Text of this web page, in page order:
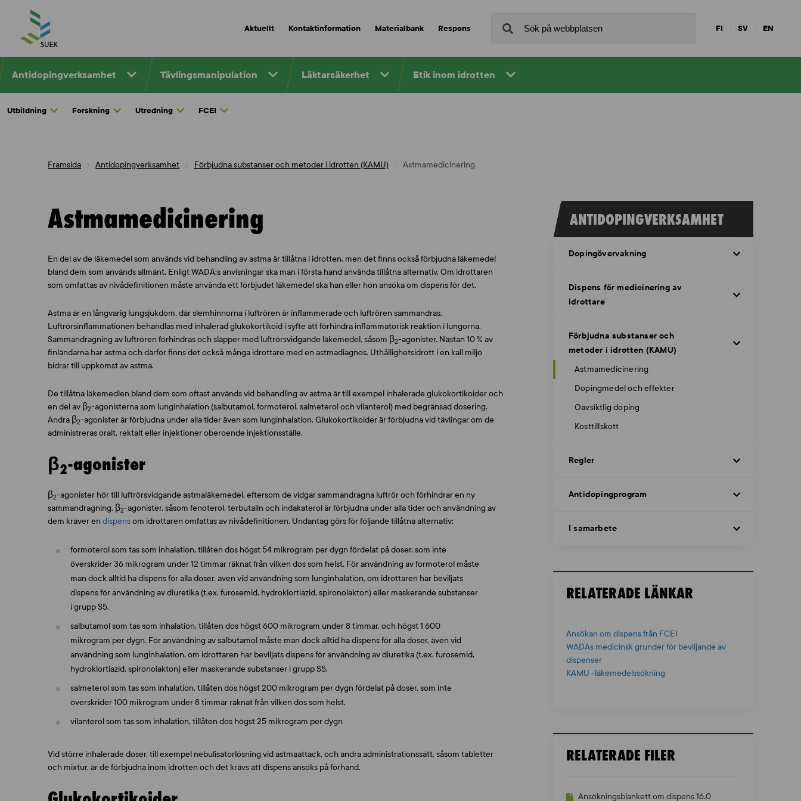
content
Aktuellt Kontaktinformation Materialbank Respons FI SV EN
Antidopingverksamhet Tävlingsmanipulation Läktarsäkerhet Etik inom idrotten
Utbildning Forskning Utredning FCEI
Framsida Antidopingverksamhet Förbjudna substanser och metoder i idrotten (KAMU) Astmamedicinering
Astmamedicinering
En del av de läkemedel som används vid behandling av astma är tillåtna i idrotten, men det finns också förbjudna läkemedel
bland dem som används allmänt. Enligt WADA:s anvisningar ska man i första hand använda tillåtna alternativ. Om idrottaren
som omfattas av nivådefinitionen måste använda ett förbjudet läkemedel ska han eller hon ansöka om dispens för det.
Astma är en långvarig lungsjukdom, där slemhinnorna i luftrören är inflammerade och luftrören sammandras.
Luftrörsinflammationen behandlas med inhalerad glukokortikoid i syfte att förhindra inflammatorisk reaktion i lungorna.
Sammandragning av luftrören förhindras och släpper med luftrörsvidgande läkemedel, såsom β2-agonister. Nästan 10 % av
finländarna har astma och därför finns det också många idrottare med en astmadiagnos. Uthållighetsidrott i en kall miljö
bidrar till uppkomst av astma.
De tillåtna läkemedlen bland dem som oftast används vid behandling av astma är till exempel inhalerade glukokortikoider och
en del av β2-agonisterna som lunginhalation (salbutamol, formoterol, salmeterol och vilanterol) med begränsad dosering.
Andra β2-agonister är förbjudna under alla tider även som lunginhalation. Glukokortikoider är förbjudna vid tävlingar om de
administreras oralt, rektalt eller injektioner oberoende injektionsställe.
β2-agonister
β2-agonister hör till luftrörsvidgande astmaläkemedel, eftersom de vidgar sammandragna luftrör och förhindrar en ny
sammandragning. β2-agonister, såsom fenoterol, terbutalin och indakaterol är förbjudna under alla tider och användning av
dem kräver en dispensom idrottaren omfattas av nivådefinitionen. Undantag görs för följande tillåtna alternativ:
formoterol som tas som inhalation, tillåten dos högst 54 mikrogram per dygn fördelat på doser, som inte
överskrider 36 mikrogram under 12 timmar räknat från vilken dos som helst. För användning av formoterol måste
man dock alltid ha dispens för alla doser, även vid användning som lunginhalation, om idrottaren har beviljats
dispens för användning av diuretika (t.ex. furosemid, hydroklortiazid, spironolakton) eller maskerande substanser
i grupp S5.
salbutamol som tas som inhalation, tillåten dos högst 600 mikrogram under 8 timmar, och högst 1 600
mikrogram per dygn. För användning av salbutamol måste man dock alltid ha dispens för alla doser, även vid
användning som lunginhalation, om idrottaren har beviljats dispens för användning av diuretika (t.ex. furosemid,
hydroklortiazid, spironolakton) eller maskerande substanser i grupp S5.
salmeterol som tas som inhalation, tillåten dos högst 200 mikrogram per dygn fördelat på doser, som inte
överskrider 100 mikrogram under 8 timmar räknat från vilken dos som helst.
vilanterol som tas som inhalation, tillåten dos högst 25 mikrogram per dygn
Vid större inhalerade doser, till exempel nebulisatorlösning vid astmaattack, och andra administrationssätt, såsom tabletter
och mixtur, är de förbjudna inom idrotten och det krävs att dispens ansöks på förhand.
ANTIDOPINGVERKSAMHET
Dopingövervakning
Dispens för medicinering av
idrottare
Förbjudna substanser och
metoder i idrotten (KAMU)
Astmamedicinering
Dopingmedel och effekter
Oavsiktlig doping
Kosttillskott
Regler
Antidopingprogram
I samarbete
RELATERADE LÄNKAR
Ansökan om dispens från FCEI
WADAs medicinsk grunder för beviljande av
dispenser
KAMU -läkemedelssökning
RELATERADE FILER
Ansökningsblankett om dispens 16.0